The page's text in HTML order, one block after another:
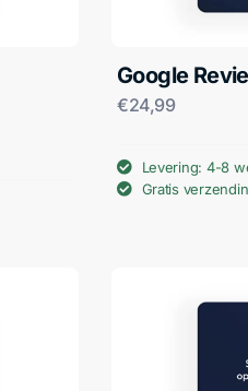
Google
€24,99
Levering: 4-8
Gratis